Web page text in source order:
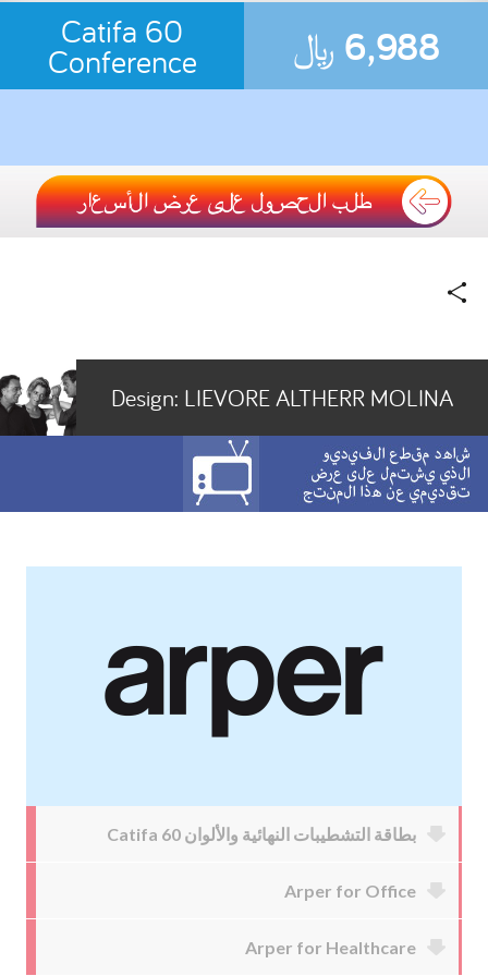
Catifa 60
Conference 6,988 ﷼
Design: LIEVORE ALTHERR MOLINA
بطاقة التشطيبات النهائية والألوان Catifa 60
Arper for Office
Arper for Healthcare